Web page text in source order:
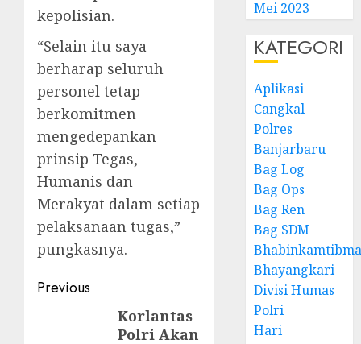
kepolisian.
“Selain itu saya
berharap seluruh
personel tetap
berkomitmen
mengedepankan
prinsip Tegas,
Humanis dan
Merakyat dalam setiap
pelaksanaan tugas,”
pungkasnya.
Previous
Korlantas
Polri Akan
Mei 2023
KATEGORI
Aplikasi
Cangkal
Polres
Banjarbaru
Bag Log
Bag Ops
Bag Ren
Bag SDM
Bhayangkari
Divisi Humas
Polri
Hari